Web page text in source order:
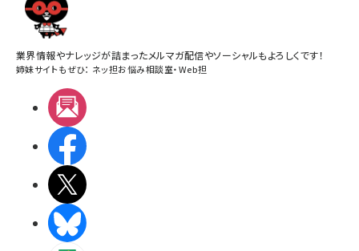
業界情報やナレッジが詰まったメルマガ配信やソーシャルもよろしくです！
姉妹サイトもぜひ： ネッ担お悩み相談室・Web担